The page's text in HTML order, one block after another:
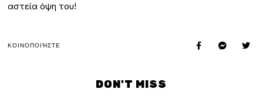
αστεία όψη του!
ΚΟΙΝΟΠΟΙΉΣΤΕ
DON'T MISS